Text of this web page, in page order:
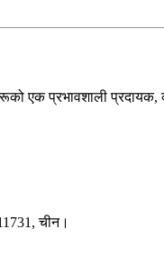
एक प्रभावशाली प्रदायक,
चीन।